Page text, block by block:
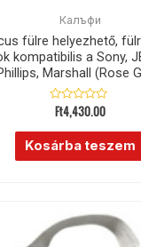
Калъфи
fülre helyezhető,
kompatibilis a Sony,
Marshall (Rose
Értékelés:
0
/
5
Ft4,430.00
Kosárba teszem